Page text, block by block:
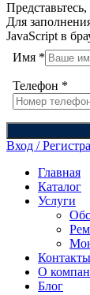
Для
JavaScript в
Имя *
Телефон *
Вход /
Главная
Каталог
Услуги
Контакты
О
Блог